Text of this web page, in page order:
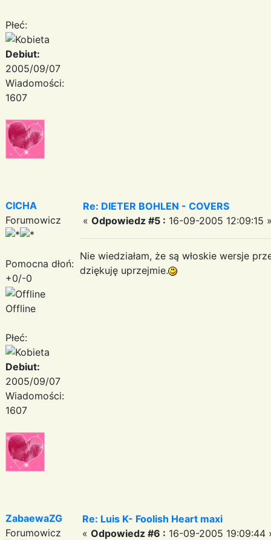
Płeć:
Debiut:
2005/09/07
Wiadomości:
1607
CICHA
Forumowicz
Pomocna dłoń:
+0/-0
Offline
Płeć:
Debiut:
2005/09/07
Wiadomości:
1607
Re: DIETER BOHLEN - COVERS
« Odpowiedz #5 : 16-09-2005 12:09:15
Nie wiedziałam, że są włoskie wersje
dziękuję uprzejmie.
ZabaewaZG
Forumowicz
Re: Luis K- Foolish Heart maxi
« Odpowiedz #6 : 16-09-2005 19:09:44